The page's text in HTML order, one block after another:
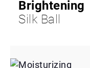
Brightening
Silk Ball